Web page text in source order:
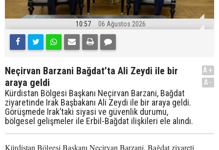
10:57 06 Ağustos 2026
Neçirvan Barzani Bağdat’ta Ali Zeydi ile bir
araya geldi
Kürdistan Bölgesi Başkanı Neçirvan Barzani, Bağdat
ziyaretinde Irak Başbakanı Ali Zeydi ile bir araya geldi.
Görüşmede Irak’taki siyasi ve güvenlik durumu,
bölgesel gelişmeler ile Erbil-Bağdat ilişkileri ele alındı.
A+
A-
Kürdistan Bölgesi Başkanı Neçirvan Barzani, Bağdat ziyareti